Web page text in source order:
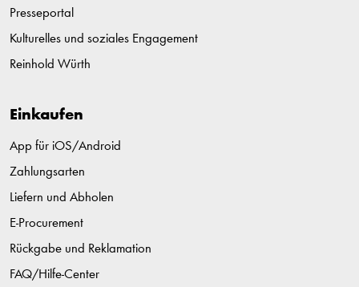
Presseportal
Kulturelles und soziales Engagement
Reinhold Würth
Einkaufen
App für iOS/Android
Zahlungsarten
Liefern und Abholen
E-Procurement
Rückgabe und Reklamation
FAQ/Hilfe-Center